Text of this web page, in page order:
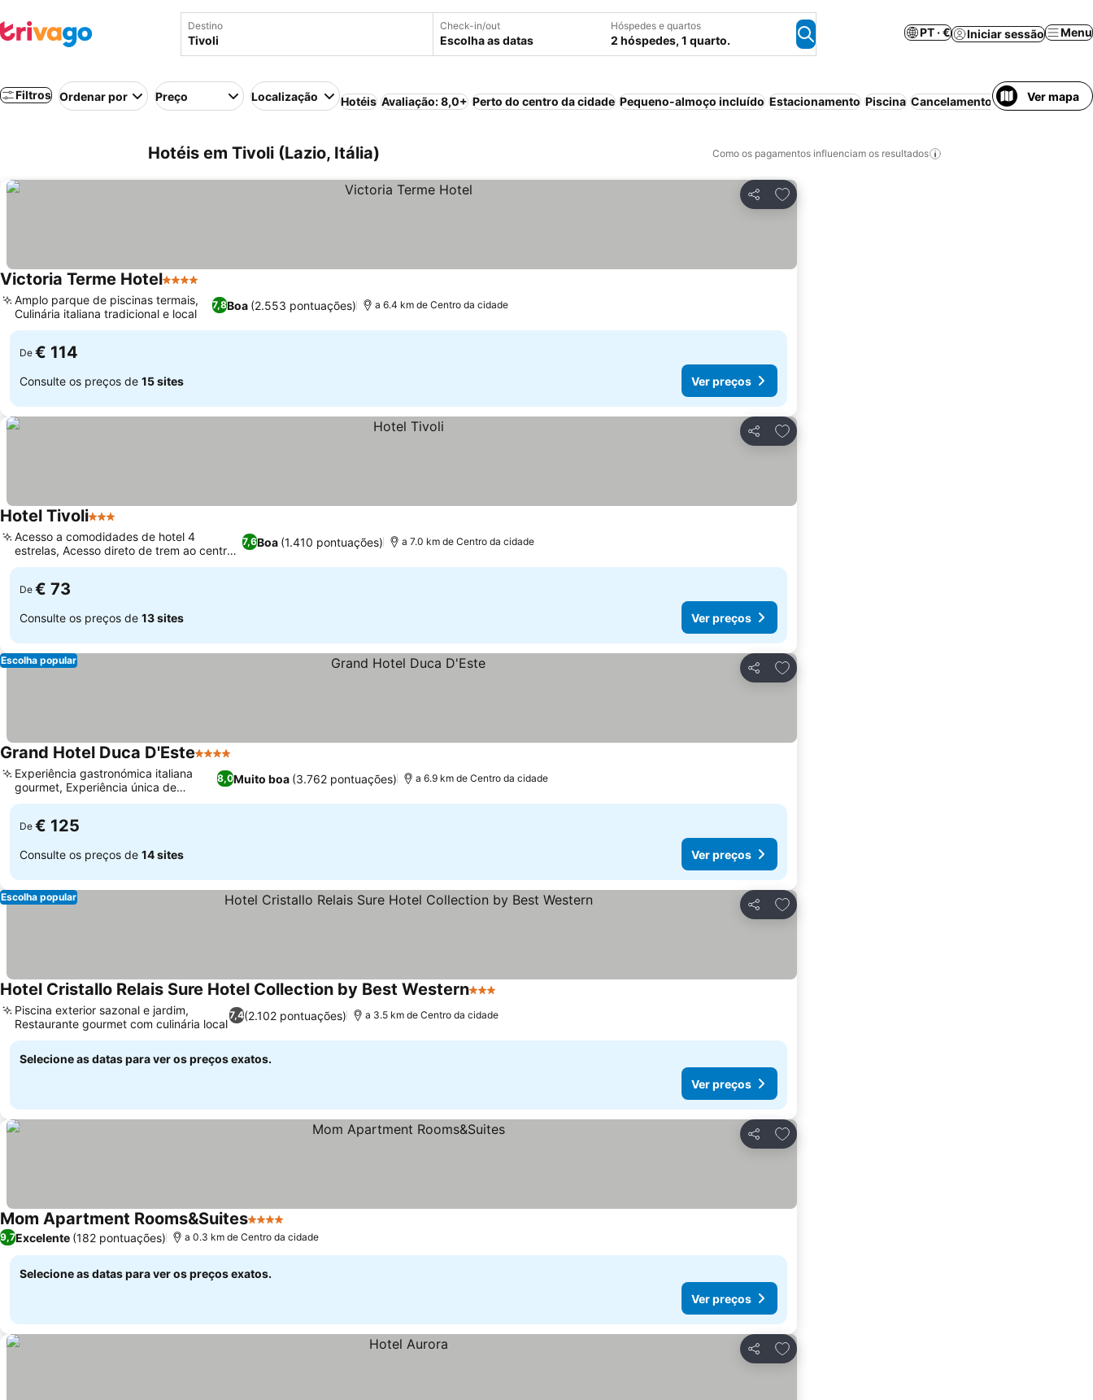
Destino Check-in/out
Escolha as datas
Hóspedes e quartos
2 hóspedes, 1 quarto.
PT · € Iniciar sessão Menu
Filtros Ordenar por Preço Localização Hotéis Avaliação: 8,0+ Perto do centro da cidade Pequeno-almoço incluído Estacionamento Piscina Cancelamento gratuito Ar
Ver mapa
Hotéis em Tivoli (Lazio, Itália) Como os pagamentos influenciam os resultados
Partilhar
Adicionar aos favoritos
Victoria Terme Hotel4 Estrelas
7,8Boa (2.553 pontuações)
Amplo parque de piscinas termais,
Culinária italiana tradicional e local
a 6.4 km de Centro da cidade
De € 114
Consulte os preços de 15 sites Ver preços
Partilhar
Adicionar aos favoritos
Hotel Tivoli3 Estrelas
7,6Boa (1.410 pontuações)
Acesso a comodidades de hotel 4
estrelas, Acesso direto de trem ao centro
de Roma
a 7.0 km de Centro da cidade
De € 73
Consulte os preços de 13 sites Ver preços
Partilhar
Adicionar aos favoritos
Escolha popular
Grand Hotel Duca D'Este4 Estrelas
8,0Muito boa (3.762 pontuações)
Experiência gastronómica italiana
gourmet, Experiência única de
piscina salina
a 6.9 km de Centro da cidade
De € 125
Consulte os preços de 14 sites Ver preços
Partilhar
Adicionar aos favoritos
Escolha popular
Hotel Cristallo Relais Sure Hotel Collection by Best Western3 Estrelas
7,4(2.102 pontuações)
Piscina exterior sazonal e jardim,
Restaurante gourmet com culinária local
a 3.5 km de Centro da cidade
Selecione as datas para ver os preços exatos.
Ver preços
Partilhar
Adicionar aos favoritos
Mom Apartment Rooms&Suites4 Estrelas
9,7Excelente (182 pontuações) a 0.3 km de Centro da cidade
Selecione as datas para ver os preços exatos.
Ver preços
Partilhar
Adicionar aos favoritos